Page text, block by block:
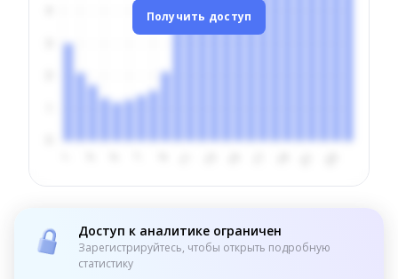
Получить доступ
Доступ к аналитике ограничен
Зарегистрируйтесь, чтобы открыть подробную
статистику